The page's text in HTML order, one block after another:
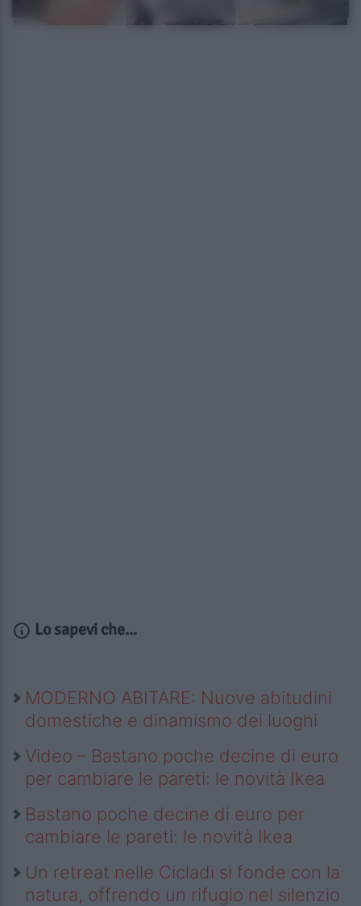
Lo sapevi che...
MODERNO ABITARE: Nuove abitudini
domestiche e dinamismo dei luoghi
Video – Bastano poche decine di euro
per cambiare le pareti: le novità Ikea
Bastano poche decine di euro per
cambiare le pareti: le novità Ikea
Un retreat nelle Cicladi si fonde con la
natura, offrendo un rifugio nel silenzio